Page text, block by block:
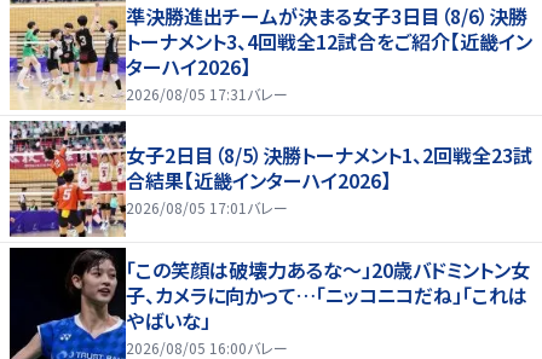
準決勝進出チームが決まる女子3日目（8/6）決勝
トーナメント3、4回戦全12試合をご紹介【近畿イン
ターハイ2026】
2026/08/05 17:31 バレー
女子2日目（8/5）決勝トーナメント1、2回戦全23試
合結果【近畿インターハイ2026】
2026/08/05 17:01 バレー
「この笑顔は破壊力あるな〜」20歳バドミントン女
子、カメラに向かって…「ニッコニコだね」「これは
やばいな」
2026/08/05 16:00バレー